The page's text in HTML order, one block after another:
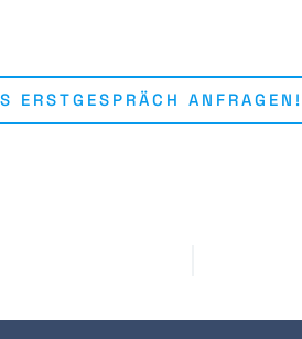
ERSTGESPRÄCH ANFRAGEN!